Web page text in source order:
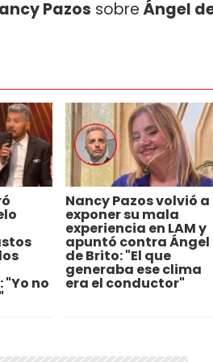
Pazos sobreÁngel
"Yo no
Nancy Pazos volvió a
exponer su mala
experiencia en LAM y
apuntó contra Ángel
de Brito: "El que
generaba ese clima
era el conductor"